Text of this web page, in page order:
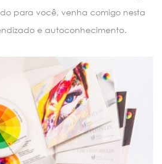
para você, venha comigo nesta
e autoconhecimento.